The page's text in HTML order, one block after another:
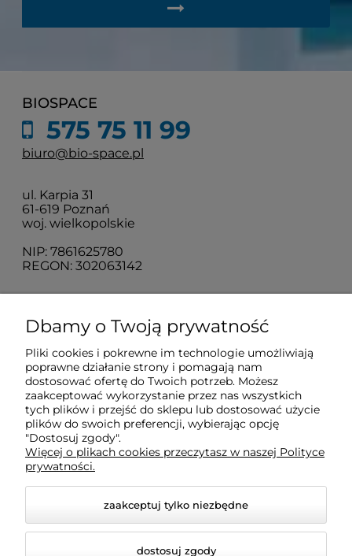
BIOSPACE
575 75 11 99
biuro@bio-space.pl
ul. Karpia 31
61-619 Poznań
woj. wielkopolskie
NIP: 7861625780
REGON: 302063142
O nas
Obsługa klienta
Pomoc
Moje konto
Dbamy o Twoją prywatność
Pliki cookies i pokrewne im technologie umożliwiają
poprawne działanie strony i pomagają nam
dostosować ofertę do Twoich potrzeb. Możesz
zaakceptować wykorzystanie przez nas wszystkich
tych plików i przejść do sklepu lub dostosować użycie
plików do swoich preferencji, wybierając opcję
"Dostosuj zgody".
Więcej o plikach cookies przeczytasz w naszej Polityce
prywatności.
zaakceptuj tylko niezbędne
dostosuj zgody